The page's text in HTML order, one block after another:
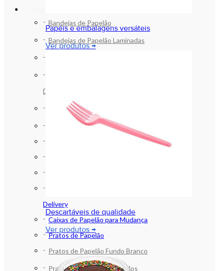
Bandejas de Papelão
Bandejas de Papelão Laminadas
Delivery
Caixas de Papelão para Mudança
Pratos de Papelão
Delivery
Caixas de Papelão para Mudança
Pratos de Papelão
Pratos de Papelão Fundo Branco
Pratos de Papelão Laminados
Papéis e embalagens versáteis
Ver produtos →
Descartáveis de qualidade
Ver produtos →